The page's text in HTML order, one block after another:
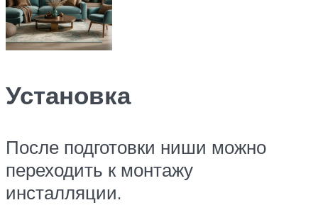
Установка
После подготовки ниши можно
переходить к монтажу
инсталляции.